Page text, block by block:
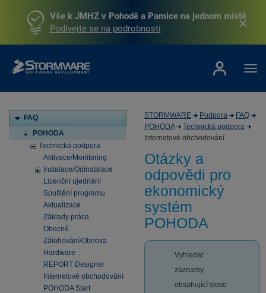
Vše k JMHZ v Pohodě a Pamice na jednom místě
Podívejte se na podrobnosti
FAQ
POHODA
Technická podpora
Aktivace/Monitoring
Instalace/Odinstalace
Licenční ujednání
Spuštění programu
Aktualizace
Základy práce
Obecné
Zálohování/Obnova
Hardware
REPORT Designer
Internetové obchodování
POHODA Start
STORMWARE Podpora
FAQ
POHODA
Technická podpora
Internetové obchodování
Otázky a
odpovědi pro
ekonomický
systém
POHODA
Vyhledat
záznamy
obsahující slovo